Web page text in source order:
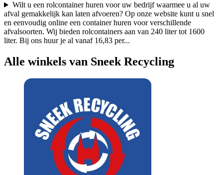
Wilt u een rolcontainer huren voor uw bedrijf waarmee u al uw
afval gemakkelijk kan laten afvoeren? Op onze website kunt u snel
en eenvoudig online een container huren voor verschillende
afvalsoorten. Wij bieden rolcontainers aan van 240 liter tot 1600
liter. Bij ons huur je al vanaf 16,83 per...
Alle winkels van Sneek Recycling